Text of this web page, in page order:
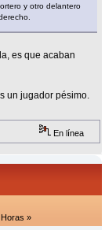
y otro delantero
es que acaban
un jugador pésimo.
En línea
»